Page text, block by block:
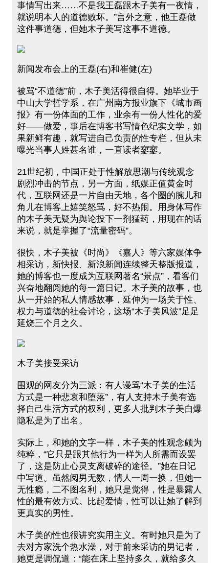
事情写出来……不是我王磊跟木子美有一夜情，
就说明本人的道德败坏。”言外之意，他王磊做
这件事道德，但她木子美写这事不道德。
新闻发布会上的王磊(右)和崔健(左)
被骂“不道德”前，木子美活得很自得。她毕业于
中山大学哲学系，在广州南方报业旗下《城市画
报》有一份体面的工作，业余有一份人性化的爱
好——做爱，事后在博客书写情色纪实文学，如
果新鲜有趣，就写进自己负责的性专栏，但从未
曝光当事人姓甚名谁，一直读者寥寥。
21世纪初，中国正处于性解放思潮与传统观念
剧烈冲击的节点，另一方面，纸媒正值黄金时
代，互联网还是一片自由天地，各个圈的腕儿和
角儿在博客上嬉笑怒骂，好不热闹。用身体写作
的木子美无疑为舆论投下一剂猛药，用现在的话
来说，就是掌握了“流量密码”。
很快，木子美被《时尚》《嘉人》等六家媒体争
相采访，新快报、新浪新闻连续整天整版报道，
她的博客也一度成为互联网著名“景点”，看客们
兴奋地翻阅她的每一篇日记。木子美的故事，也
从一开始的私人情感故事，延伸为一场关于性、
权力与道德的社会讨论，这场“木子美风波”足足
延烧三个月之久。
木子美接受采访
围观的网友分为三派：有人谩骂“木子美的生活
方式是一种悲哀和堕落”，有人支持木子美有选
择自己生活方式的权利，更多人批判木子美自爆
隐私是为了出名。
实际上，和她的文字一样，木子美的性观念颇为
纯粹，“它只是跟其他行为一样为人所需而设罢
了，这是防止心灵支离破碎的途径。”她在日记
中写道。虽然阅男无数，情人一周一换，但她一
无性瘾，二不图名利，她只是觉得，性是暴露人
性的最有效方式。比起爱情，性可以让她了解到
更真实的男性。
木子美的性也很讲究实用主义。有时她只是为了
去对方家洗个热水澡，对于前来采访的男记者，
她更是调侃道：“能在床上坚持多久，就给多久